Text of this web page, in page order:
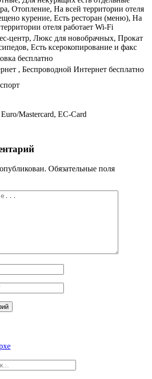
Отопление, На всей территории отеля
курение, Есть ресторан (меню), На
отеля работает Wi-Fi
центр, Люкс для новобрачных, Прокат
Есть ксерокопирование и факс
бесплатно
, Беспроводной Интернет бесплатно
Mastercard, EC-Card
Обязательные поля